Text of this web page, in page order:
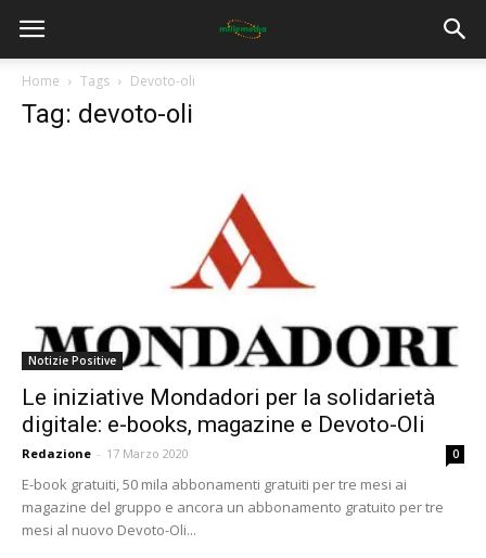
Home Tags Devoto-oli
Tag: devoto-oli
Notizie Positive
Le iniziative Mondadori per la solidarietà
digitale: e-books, magazine e Devoto-Oli
Redazione - 17 Marzo 2020 0
E-book gratuiti, 50 mila abbonamenti gratuiti per tre mesi ai
magazine del gruppo e ancora un abbonamento gratuito per tre
mesi al nuovo Devoto-Oli...